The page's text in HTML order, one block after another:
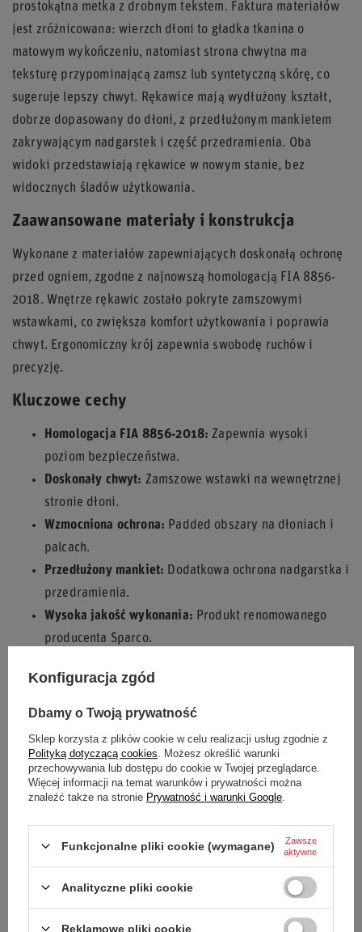
prostokątna metka z drobnym tekstem. Faktura materiałów
jest zróżnicowana: wierzch dłoni to gładka tkanina o
matowym wykończeniu, natomiast strona chwytna ma
teksturę przypominającą zamsz lub syntetyczną skórę, co
sugeruje lepszy chwyt. Rękawice mają wydłużony kształt,
dobrze dopasowany do dłoni, z przedłużonym mankietem
zakrywającym nadgarstek i część przedramienia. Oba
widoki przedstawiają rękawice w nowym stanie, bez
widocznych śladów użytkowania.
Zaawansowane materiały i konstrukcja
Wykonane z materiałów zapewniających doskonałą ochronę
przed ogniem, zgodne z najnowszą homologacją FIA 8856-
2018. Wnętrze rękawic zostało pokryte zamszowymi
wstawkami, co zwiększa komfort użytkowania i poprawia
chwyt. Ergonomiczny krój zapewnia swobodę ruchów i
precyzję.
Kluczowe cechy
Homologacja FIA 8856-2018: Zapewnia wysoki
poziom bezpieczeństwa.
Doskonały chwyt: Zamszowe wstawki na wewnętrznej
stronie dłoni.
Wzmocniona ochrona: Padded obszary na dłoniach i
palcach.
Przedłużony mankiet: Dodatkowa ochrona nadgarstka i
przedramienia.
Wysoka jakość wykonania: Produkt renomowanego
producenta Sparco.
bezpieczeństwo i komfort podczas każdej jazdy. Poczuj
pewność chwytu i skup się na osiąganiu najlepszych
wyników.
Podmiot odpowiedzialny za
ten produkt na terenie UE
SPARCO S.P.A. Więcej
Stan Nowy
Konfiguracja zgód
Dbamy o Twoją prywatność
Sklep korzysta z plików cookie w celu realizacji usług zgodnie z
Polityką dotyczącą cookies . Możesz określić warunki
przechowywania lub dostępu do cookie w Twojej przeglądarce.
Więcej informacji na temat warunków i prywatności można
znaleźć także na stronie Prywatność i warunki Google
Funkcjonalne pliki cookie (wymagane)
Zawsze
aktywne
Analityczne pliki cookie
Reklamowe pliki cookie